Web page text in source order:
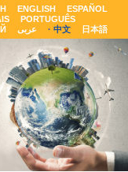
ENGLISH
ESPAÑOL
PORTUGUÊS
عربى 中文 日本語